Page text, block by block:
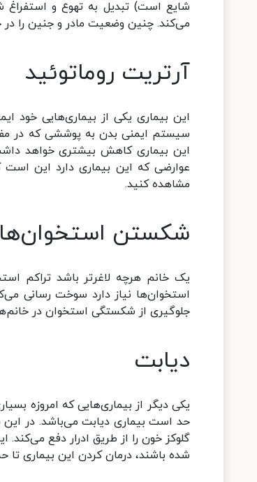
شایع است) تبدیل به تهوع و استفراغ
می‌کند. چنین وضعیت مادر و جنین را
آرتریت روماتوئید
این بیماری یکی از بیماری‌هایی خود
سیستم ایمنی بدن به پوششی که در
این بیماری کاهش بیشتری خواهد
عوارضی که این بیماری دارد این
مشاهده کنید.
شکستن استخوان‌ها
یک خانم هرچه لاغرتر باشد تراکم
استخوان‌ها نیاز دارد سوخت رسانی
جلوگیری از شکستگی استخوان در
دیابت
یکی دیگر از بیماری‌هایی که امروزه
حد است بیماری دیابت می‌باشد. در این
گلوکز خون را از طریق ادرار دفع می‌کند.
شده باشند، درمان کردن این بیماری